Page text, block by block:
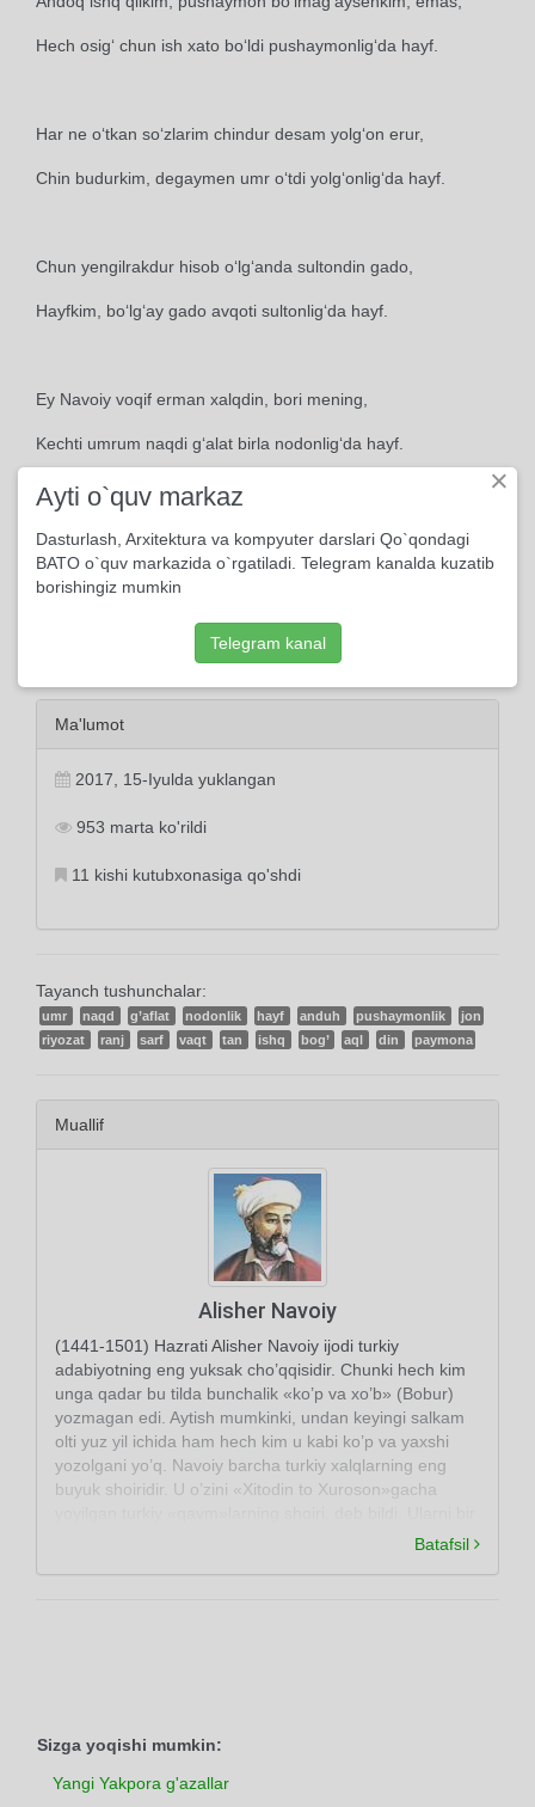
Hech osig‘ chun ish xato bo‘ldi pushaymonlig‘da hayf.
Har ne o‘tkan so‘zlarim chindur desam yolg‘on erur,
Chin budurkim, degaymen umr o‘tdi yolg‘onlig‘da hayf.
Chun yengilrakdur hisob o‘lg‘anda sultondin gado,
Hayfkim, bo‘lg‘ay gado avqoti sultonlig‘da hayf.
Ey Navoiy voqif erman xalqdin, bori mening,
Kechti umrum naqdi g‘alat birla nodonlig‘da hayf.
Ma'lumot
2017, 15-Iyulda yuklangan
953 marta ko'rildi
11 kishi kutubxonasiga qo'shdi
Tayanch tushunchalar:
umr naqd g’aflat nodonlik hayf anduh pushaymonlik
jon
riyozat
ranj sarf vaqt tan ishq bog’ aql din paymona
Muallif
Alisher Navoiy
(1441-1501) Hazrati Alisher Navoiy ijodi turkiy
adabiyotning eng yuksak cho’qqisidir. Chunki hech kim
unga qadar bu tilda bunchalik «ko’p va xo’b» (Bobur)
yozmagan edi. Aytish mumkinki, undan keyingi salkam
olti yuz yil ichida ham hech kim u kabi ko’p va yaxshi
yozolgani yo’q. Navoiy barcha turkiy xalqlarning eng
buyuk shoiridir. U o’zini «Xitodin to Xuroson»gacha
adabiy til bayrog’i ostida birlashtirdi -«yakqalam» qildi.
Batafsil
Sizga yoqishi mumkin:
Yangi Yakpora g'azallar
×
Ayti o`quv markaz
Dasturlash, Arxitektura va kompyuter darslari Qo`qondagi
BATO o`quv markazida o`rgatiladi. Telegram kanalda kuzatib
borishingiz mumkin
Telegram kanal